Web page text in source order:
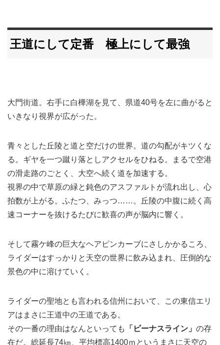
王道にして定番 極上にして最強
大門街道。右手に白樺湖を見て、県道40号を左に曲がると
いきなり視界が広がった。
青々とした丘陵と道と空だけの世界。道の勾配がキツくな
る。ギヤを一つ蹴り落としアクセルをひねる。まるで空港
の滑走路のごとく、大空へ続く道を加速する。
視界の中で草原の緑と鈍色のアスファルトが流れ出し、心
拍数が上がる。ふたつ、みっつ……。丘陵の中腹に続く高
速コーナーを抜けるたびに歓喜の声が脳内に響く。
そして霧ケ峰の巨大なヘアピンカーブにさしかかるころ、
ライダーはすっかりと天空の世界に飲み込まれ、圧倒的な
景色の中に溶けていく。
ライダーの聖地とも言われる信州において、この東信エリ
アはまさに王道中の王道である。
その一番の理由はなんといっても
「ビーナスライン」 の存
在だ。総延長74㎞、平均標高1400ｍというまさに天空の